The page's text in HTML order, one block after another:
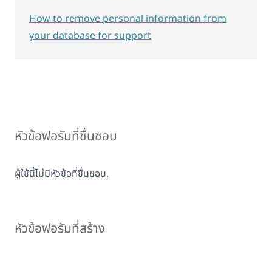
หัวข้อฟอรัมที่ชื่นชอบ
ผู้ใช้นี้ไม่มีหัวข้อที่ชื่นชอบ.
หัวข้อฟอรัมที่สร้าง
How to remove personal information from
your database for support